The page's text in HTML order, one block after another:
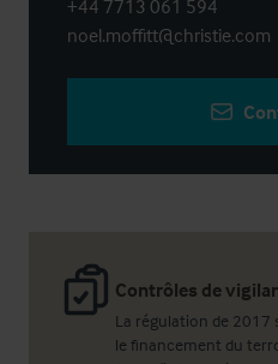
Contrôles de
La régulation de 2017
le financement du
+44 7713 061 594
noel.moffitt@christie.com